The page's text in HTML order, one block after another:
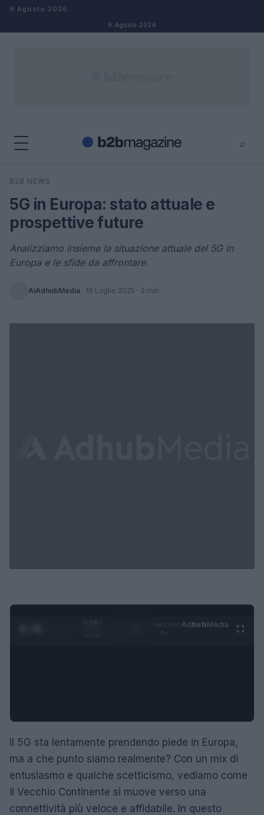
Salta al contenuto
9 Agosto 2026
9 Agosto 2026
⌕
Cerca
B2B NEWS
5G in Europa: stato attuale e
prospettive future
Analizziamo insieme la situazione attuale del 5G in
Europa e le sfide da affrontare.
AiAdhubMedia · 19 Luglio 2025 · 3 min
0:29 /
AdhubMedia
Il 5G sta lentamente prendendo piede in Europa,
ma a che punto siamo realmente? Con un mix di
entusiasmo e qualche scetticismo, vediamo come
il Vecchio Continente si muove verso una
connettività più veloce e affidabile. In questo